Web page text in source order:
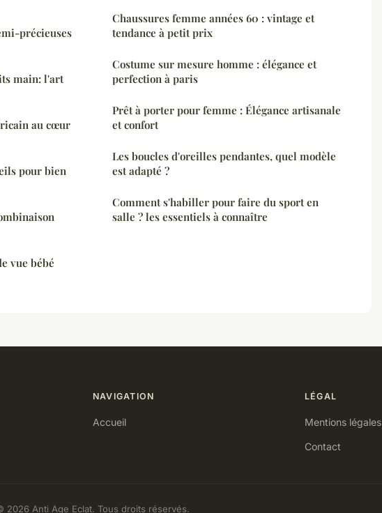
précieuses
main: l'art
au cœur
pour bien
vue bébé
Chaussures femme années 60 : vintage et
tendance à petit prix
Costume sur mesure homme : élégance et
perfection à paris
Prêt à porter pour femme : Élégance artisanale
et confort
Les boucles d'oreilles pendantes, quel modèle
est adapté ?
Comment s'habiller pour faire du sport en
salle ? les essentiels à connaître
NAVIGATION
Accueil
LÉGAL
Mentions légales
Contact
2026 Anti Age Eclat. Tous droits réservés.